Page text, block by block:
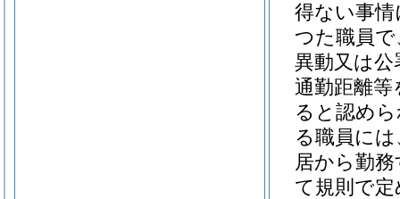
得ない事
つた職員
異動又は
通勤距離
ると認め
る職員に
居から勤
て規則で